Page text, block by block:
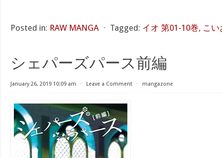
Posted in: RAW MANGA ⋅ Tagged: イオ 第01-10巻, こ
シェパーズパース前編
January 26, 2019 10:09 am ⋅ Leave a Comment ⋅ mangazone